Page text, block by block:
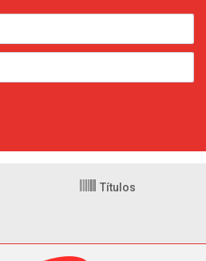
Títulos